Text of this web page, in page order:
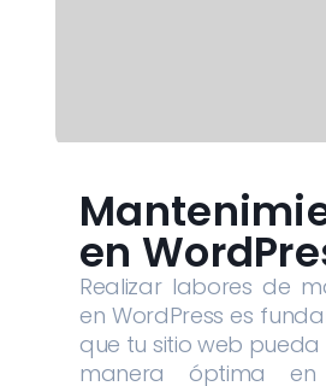
en
Realizar labores de
en WordPress es
que tu sitio web
manera óptima